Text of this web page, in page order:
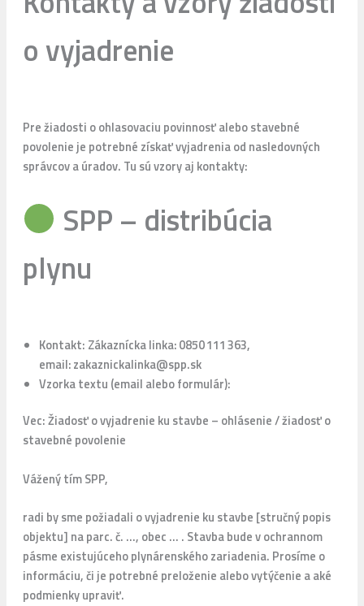
o vyjadrenie
Pre žiadosti o ohlasovaciu povinnosť alebo stavebné
povolenie je potrebné získať vyjadrenia od nasledovných
správcov a úradov. Tu sú vzory aj kontakty:
SPP – distribúcia
plynu
Kontakt: Zákaznícka linka: 0850 111 363,
email: zakaznickalinka@spp.sk
Vzorka textu (email alebo formulár):
Vec: Žiadosť o vyjadrenie ku stavbe – ohlásenie / žiadosť o
stavebné povolenie
Vážený tím SPP,
radi by sme požiadali o vyjadrenie ku stavbe [stručný popis
objektu] na parc. č. …, obec … . Stavba bude v ochrannom
pásme existujúceho plynárenského zariadenia. Prosíme o
informáciu, či je potrebné preloženie alebo vytýčenie a aké
podmienky upraviť.